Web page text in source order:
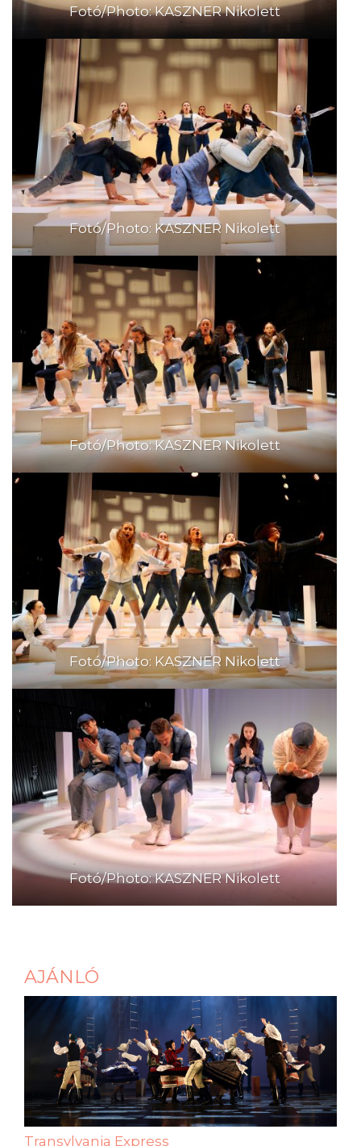
Fotó/Photo: KASZNER Nikolett
Fotó/Photo: KASZNER Nikolett
Fotó/Photo: KASZNER Nikolett
Fotó/Photo: KASZNER Nikolett
Fotó/Photo: KASZNER Nikolett
AJÁNLÓ
Transylvania Express